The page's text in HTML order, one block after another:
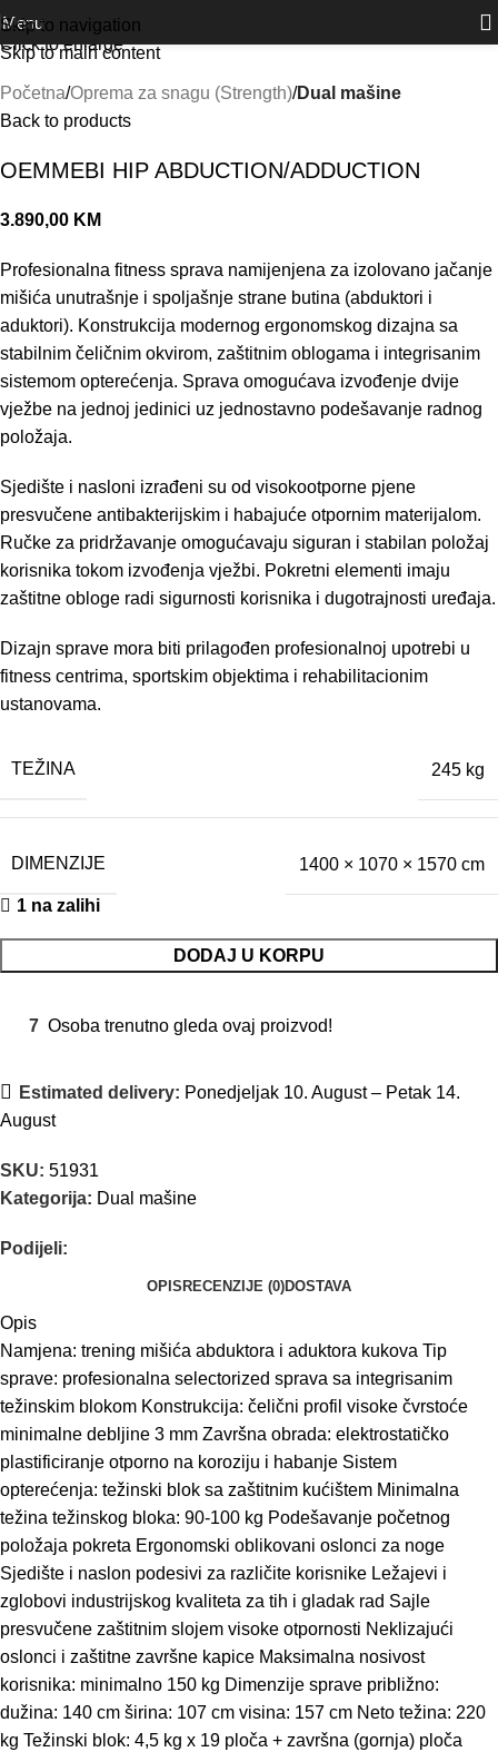
Skip to navigation
Skip to main content
Outlet
Menu
Click to enlarge
Početna Oprema za snagu (Strength) Dual mašine
Back to products
OEMMEBI HIP ABDUCTION/ADDUCTION
3.890,00 KM
Profesionalna fitness sprava namijenjena za izolovano jačanje
mišića unutrašnje i spoljašnje strane butina (abduktori i
aduktori). Konstrukcija modernog ergonomskog dizajna sa
stabilnim čeličnim okvirom, zaštitnim oblogama i integrisanim
sistemom opterećenja. Sprava omogućava izvođenje dvije
vježbe na jednoj jedinici uz jednostavno podešavanje radnog
položaja.
Sjedište i nasloni izrađeni su od visokootporne pjene
presvučene antibakterijskim i habajuće otpornim materijalom.
Ručke za pridržavanje omogućavaju siguran i stabilan položaj
korisnika tokom izvođenja vježbi. Pokretni elementi imaju
zaštitne obloge radi sigurnosti korisnika i dugotrajnosti uređaja.
Dizajn sprave mora biti prilagođen profesionalnoj upotrebi u
fitness centrima, sportskim objektima i rehabilitacionim
ustanovama.
TEŽINA 245 kg
DIMENZIJE 1400 × 1070 × 1570 cm
1 na zalihi
DODAJ U KORPU
7 Osoba trenutno gleda ovaj proizvod!
Estimated delivery: Ponedjeljak 10. August – Petak 14.
August
SKU: 51931
Kategorija: Dual mašine
Podijeli:
OPIS RECENZIJE (0)DOSTAVA
Opis
Namjena: trening mišića abduktora i aduktora kukova Tip
sprave: profesionalna selectorized sprava sa integrisanim
težinskim blokom Konstrukcija: čelični profil visoke čvrstoće
minimalne debljine 3 mm Završna obrada: elektrostatičko
plastificiranje otporno na koroziju i habanje Sistem
opterećenja: težinski blok sa zaštitnim kućištem Minimalna
težina težinskog bloka: 90-100 kg Podešavanje početnog
položaja pokreta Ergonomski oblikovani oslonci za noge
Sjedište i naslon podesivi za različite korisnike Ležajevi i
zglobovi industrijskog kvaliteta za tih i gladak rad Sajle
presvučene zaštitnim slojem visoke otpornosti Neklizajući
oslonci i zaštitne završne kapice Maksimalna nosivost
korisnika: minimalno 150 kg Dimenzije sprave približno:
dužina: 140 cm širina: 107 cm visina: 157 cm Neto težina: 220
kg Težinski blok: 4,5 kg x 19 ploča + završna (gornja) ploča